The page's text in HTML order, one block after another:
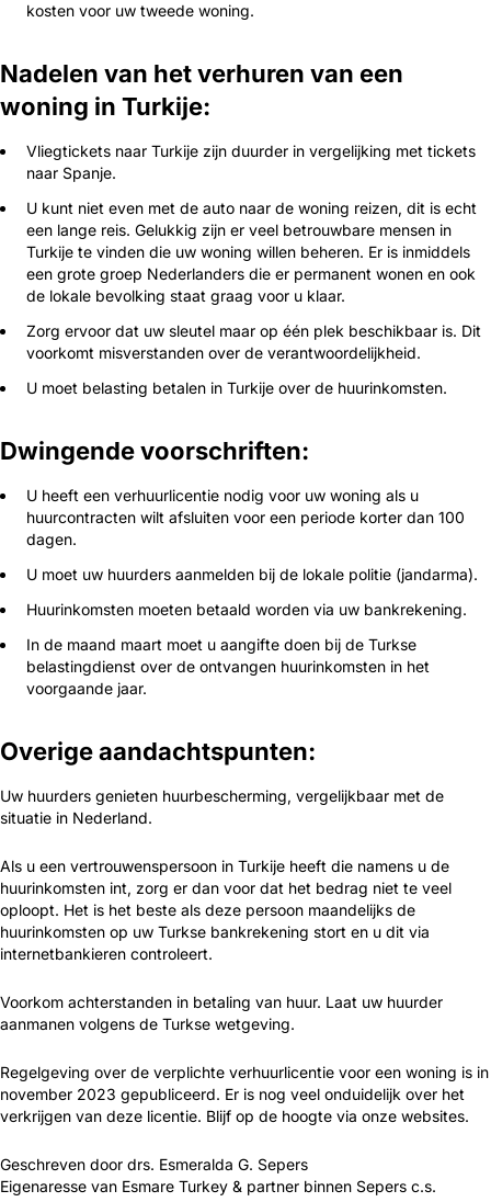
kosten voor uw tweede woning.
Nadelen van het verhuren van een
woning in Turkije:
Vliegtickets naar Turkije zijn duurder in vergelijking met tickets
naar Spanje.
U kunt niet even met de auto naar de woning reizen, dit is echt
een lange reis. Gelukkig zijn er veel betrouwbare mensen in
Turkije te vinden die uw woning willen beheren. Er is inmiddels
een grote groep Nederlanders die er permanent wonen en ook
de lokale bevolking staat graag voor u klaar.
Zorg ervoor dat uw sleutel maar op één plek beschikbaar is. Dit
voorkomt misverstanden over de verantwoordelijkheid.
U moet belasting betalen in Turkije over de huurinkomsten.
Dwingende voorschriften:
U heeft een verhuurlicentie nodig voor uw woning als u
huurcontracten wilt afsluiten voor een periode korter dan 100
dagen.
U moet uw huurders aanmelden bij de lokale politie (jandarma).
Huurinkomsten moeten betaald worden via uw bankrekening.
In de maand maart moet u aangifte doen bij de Turkse
belastingdienst over de ontvangen huurinkomsten in het
voorgaande jaar.
Overige aandachtspunten:
Uw huurders genieten huurbescherming, vergelijkbaar met de
situatie in Nederland.
Als u een vertrouwenspersoon in Turkije heeft die namens u de
huurinkomsten int, zorg er dan voor dat het bedrag niet te veel
oploopt. Het is het beste als deze persoon maandelijks de
huurinkomsten op uw Turkse bankrekening stort en u dit via
internetbankieren controleert.
Voorkom achterstanden in betaling van huur. Laat uw huurder
aanmanen volgens de Turkse wetgeving.
Regelgeving over de verplichte verhuurlicentie voor een woning is in
november 2023 gepubliceerd. Er is nog veel onduidelijk over het
verkrijgen van deze licentie. Blijf op de hoogte via onze websites.
Geschreven door drs. Esmeralda G. Sepers
Eigenaresse van Esmare Turkey & partner binnen Sepers c.s.